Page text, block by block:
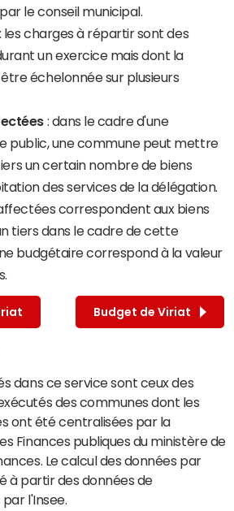
le conseil municipal.
: les charges à répartir sont des
un exercice mais dont la
échelonnée sur plusieurs
: dans le cadre d'une
public, une commune peut mettre
un certain nombre de biens
des services de la délégation.
correspondent aux biens
tiers dans le cadre de cette
budgétaire correspond à la valeur
Budget de Viriat
dans ce service sont ceux des
des communes dont les
ont été centralisées par la
Finances publiques du ministère de
Le calcul des données par
à partir des données de
l'Insee.